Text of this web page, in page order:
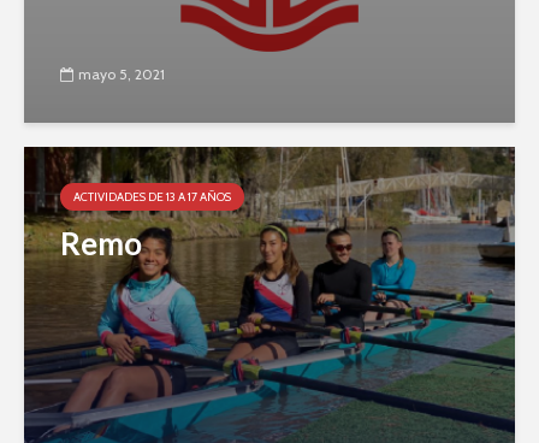
mayo 5, 2021
ACTIVIDADES DE 13 A 17 AÑOS
Remo